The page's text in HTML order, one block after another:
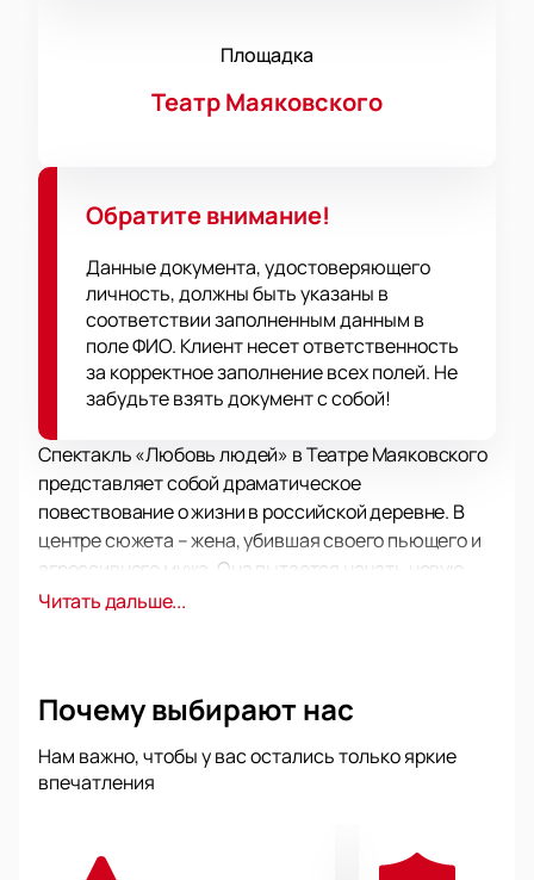
Площадка
Театр Маяковского
Обратите внимание!
Данные документа, удостоверяющего
личность, должны быть указаны в
соответствии заполненным данным в
поле ФИО. Клиент несет ответственность
за корректное заполнение всех полей. Не
забудьте взять документ с собой!
Спектакль «Любовь людей» в Театре Маяковского
представляет собой драматическое
повествование о жизни в российской деревне. В
центре сюжета – жена, убившая своего пьющего и
агрессивного мужа. Она пытается начать новую
жизнь с другим мужчиной, который любил ее еще со
несчастье другого и забывания прошлого
Театр Маяковского, известный своими
высококачественными постановками,
погрузиться в эмоционально насыщенную
Читать дальше...
Почему выбирают нас
Нам важно, чтобы у вас остались только яркие
впечатления